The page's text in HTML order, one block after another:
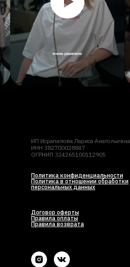
Политика конфиденциальности
Политика в отношении обработки
персональных данных
Договор оферты
Правила оплаты
Правила возврата
ИП Исрапилова Лариса Анатольевна
ИНН 382700028847
ОГРНИП 324265100112905